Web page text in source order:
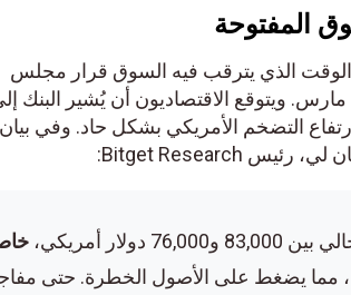
المفتوحة
الذي يترقب فيه السوق قرار مجلس
الفيدرالي بشأن أسعار الفائدة بين 18 و19 مارس. ويتوقع الاقتصاديون أن يُشير البنك
التضخم الأمريكي بشكل حاد. وفي بيان
أمريكي،
خاصةً
يضغط على الأصول الخطرة. حتى مفاجأة